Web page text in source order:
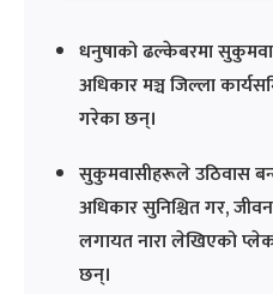
धनुषाको ढल्केबरमा
अधिकार मञ्च जिल्ला
गरेका छन्।
सुकुमवासीहरूले उठिवास
अधिकार सुनिश्चित गर,
लगायत नारा लेखिएको
छन्।